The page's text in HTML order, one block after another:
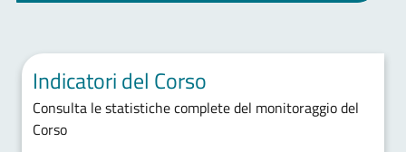
Indicatori del Corso
Consulta le statistiche complete del monitoraggio del
Corso